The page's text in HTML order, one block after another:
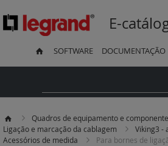
E-
SOFTWARE DOCUMENTAÇÃO
Quadros de equipamento e
Ligação e marcação da cablagem
Viking3 -
Acessórios de medida
Para bornes de